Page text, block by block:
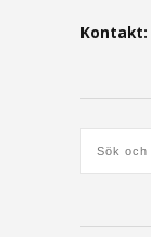
Kontakt: